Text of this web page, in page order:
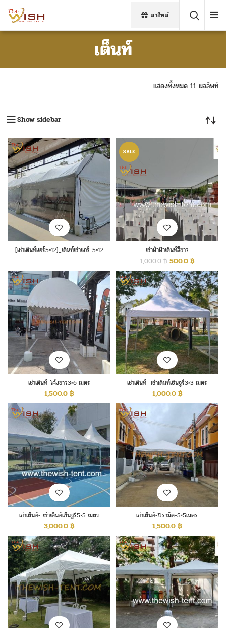
มาใหม่
เต็นท์
แสดงทั้งหมด 11 ผลลัพท์
Show sidebar
[เช่าเต็นท์แอร์5×12]_เต็นท์เช่าแอร์-5×12
SALE
เช่าผ้าฝ้าเต็นท์สีขาว
1,000.0฿ 500.0฿
เช่าเต็นท์_โค้งขาว3×6 เมตร
1,500.0฿
เช่าเต็นท์- เช่าเต็นท์เซ็นจูรี่3×3 เมตร
1,000.0฿
เช่าเต็นท์- เช่าเต็นท์เซ็นจูรี่5×5 เมตร
3,000.0฿
เช่าเต็นท์-ปิรามิด-5×5เมตร
1,500.0฿